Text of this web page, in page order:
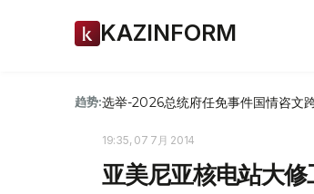
KAZINFORM
趋势:选举-2026总统府任免事件国情咨文
19:35, 07 7月 2014
亚美尼亚核电站大